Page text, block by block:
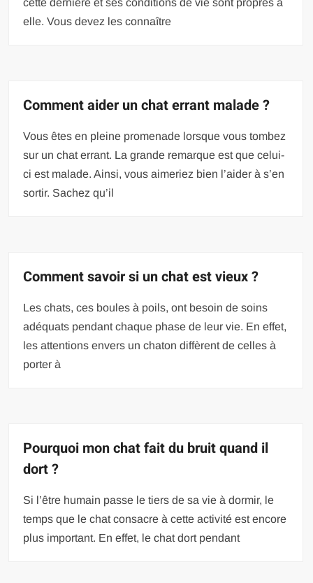
cette dernière et ses conditions de vie sont propres à
elle. Vous devez les connaître
Comment aider un chat errant malade ?
Vous êtes en pleine promenade lorsque vous tombez
sur un chat errant. La grande remarque est que celui-
ci est malade. Ainsi, vous aimeriez bien l’aider à s’en
sortir. Sachez qu’il
Comment savoir si un chat est vieux ?
Les chats, ces boules à poils, ont besoin de soins
adéquats pendant chaque phase de leur vie. En effet,
les attentions envers un chaton diffèrent de celles à
porter à
Pourquoi mon chat fait du bruit quand il
dort ?
Si l’être humain passe le tiers de sa vie à dormir, le
temps que le chat consacre à cette activité est encore
plus important. En effet, le chat dort pendant